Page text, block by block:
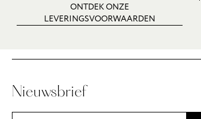
ONTDEK ONZE
LEVERINGSVOORWAARDEN
Nieuwsbrief